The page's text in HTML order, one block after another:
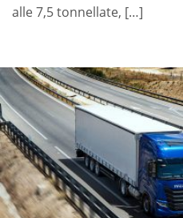
alle 7,5 tonnellate, […]